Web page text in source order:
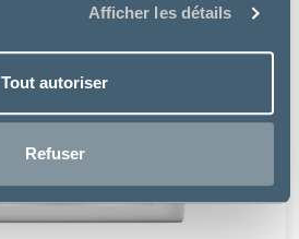
Afficher les détails
Tout autoriser
Refuser